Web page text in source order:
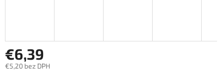
€6,39
€5,20 bez DPH